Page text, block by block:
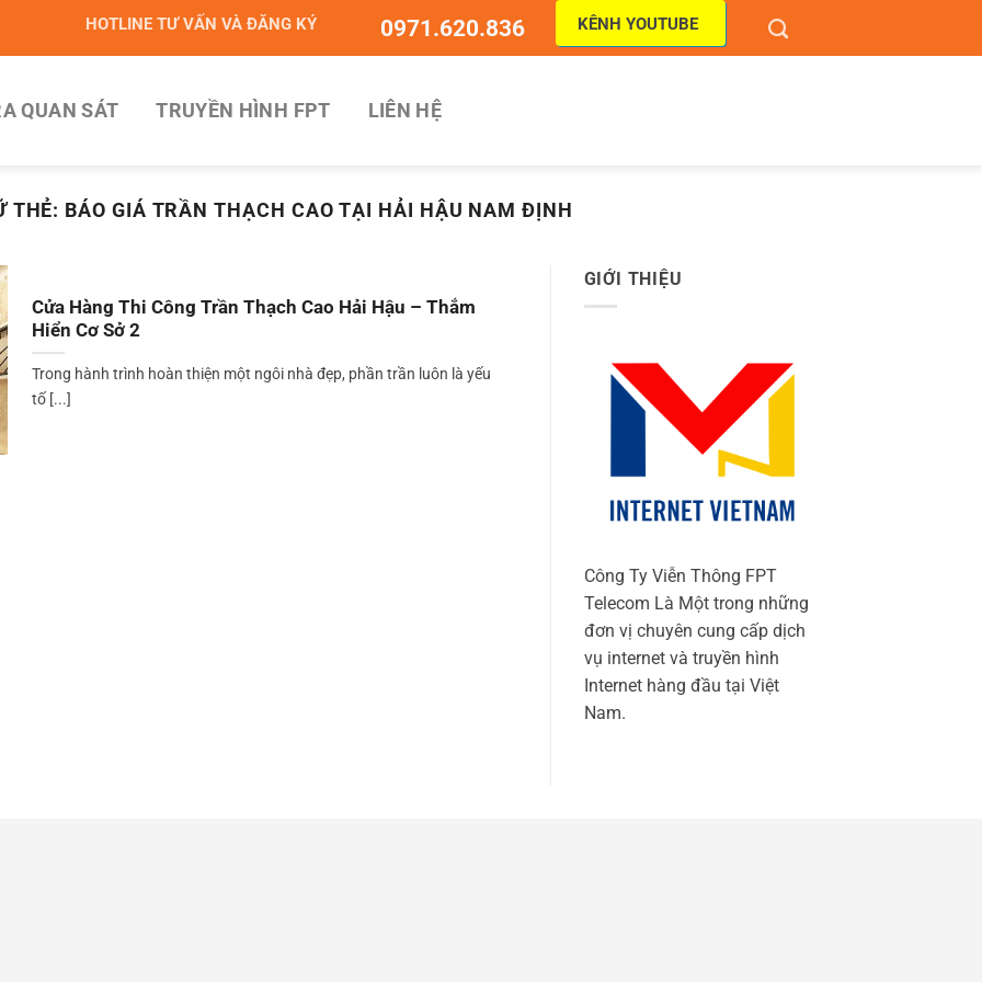
HOTLINE TƯ VẤN VÀ ĐĂNG KÝ 0971.620.836 KÊNH YOUTUBE
QUAN SÁT TRUYỀN HÌNH FPT LIÊN HỆ
THẺ: BÁO GIÁ TRẦN THẠCH CAO TẠI HẢI HẬU NAM ĐỊNH
Cửa Hàng Thi Công Trần Thạch Cao Hải Hậu – Thắm
Hiển Cơ Sở 2
Trong hành trình hoàn thiện một ngôi nhà đẹp, phần trần luôn là yếu
tố [...]
GIỚI THIỆU
Công Ty Viễn Thông FPT
Telecom Là Một trong những
đơn vị chuyên cung cấp dịch
vụ internet và truyền hình
Internet hàng đầu tại Việt
Nam.